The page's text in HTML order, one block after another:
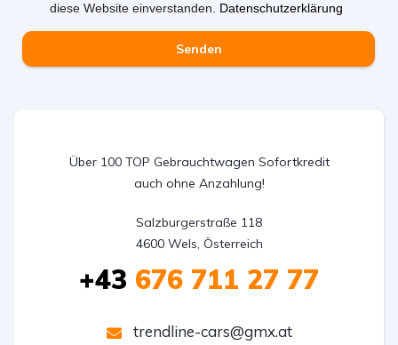
diese Website einverstanden. Datenschutzerklärung
Senden
Über 100 TOP Gebrauchtwagen Sofortkredit
auch ohne Anzahlung!
Salzburgerstraße 118
4600 Wels, Österreich
+43 676 711 27 77
trendline-cars@gmx.at